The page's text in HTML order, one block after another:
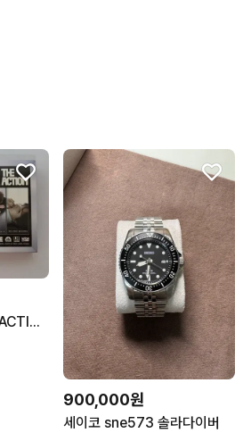
보이넥스트도어 THE ACTION 명재현 개봉앨범
900,000원
세이코 sne573 솔라다이버